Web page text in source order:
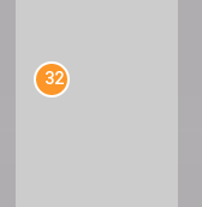
32